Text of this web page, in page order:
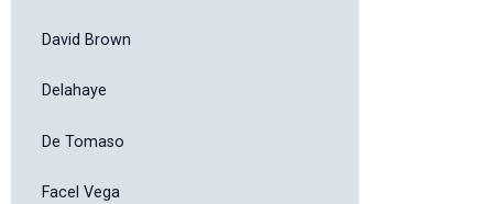
David Brown
Delahaye
De Tomaso
Facel Vega